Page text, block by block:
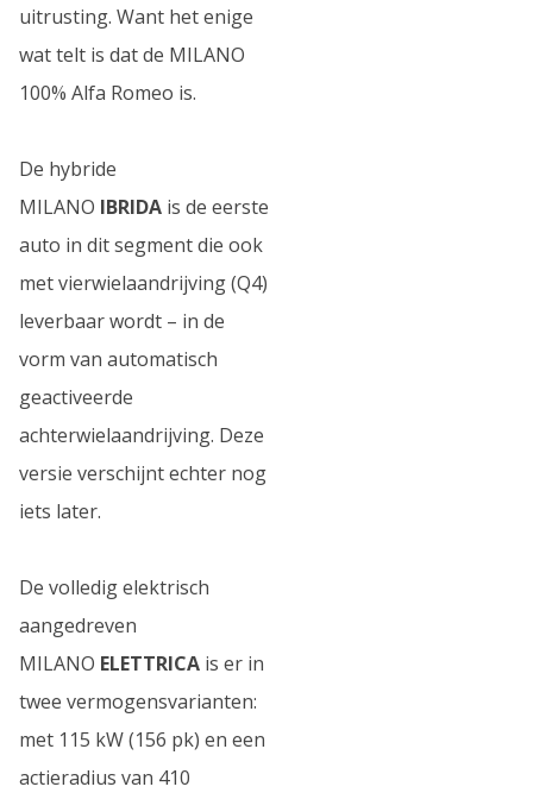
uitrusting. Want het enige
wat telt is dat de MILANO
100% Alfa Romeo is.
De hybride
MILANO IBRIDA is de eerste
auto in dit segment die ook
met vierwielaandrijving (Q4)
leverbaar wordt – in de
vorm van automatisch
geactiveerde
achterwielaandrijving. Deze
versie verschijnt echter nog
iets later.
De volledig elektrisch
aangedreven
MILANO ELETTRICA is er in
twee vermogensvarianten:
met 115 kW (156 pk) en een
actieradius van 410